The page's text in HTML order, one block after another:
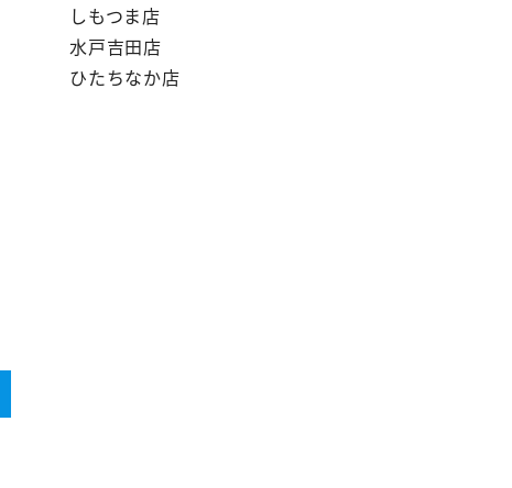
しもつま店
水戸吉田店
ひたちなか店